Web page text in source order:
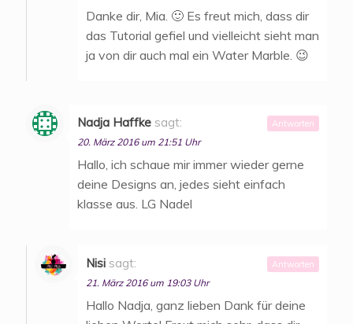
Danke dir, Mia. 🙂 Es freut mich, dass dir
das Tutorial gefiel und vielleicht sieht man
ja von dir auch mal ein Water Marble. 😉
Nadja Haffke sagt:
20. März 2016 um 21:51 Uhr
Hallo, ich schaue mir immer wieder gerne
deine Designs an, jedes sieht einfach
klasse aus. LG Nadel
Antworten
Nisi sagt:
21. März 2016 um 19:03 Uhr
Hallo Nadja, ganz lieben Dank für deine
Antworten